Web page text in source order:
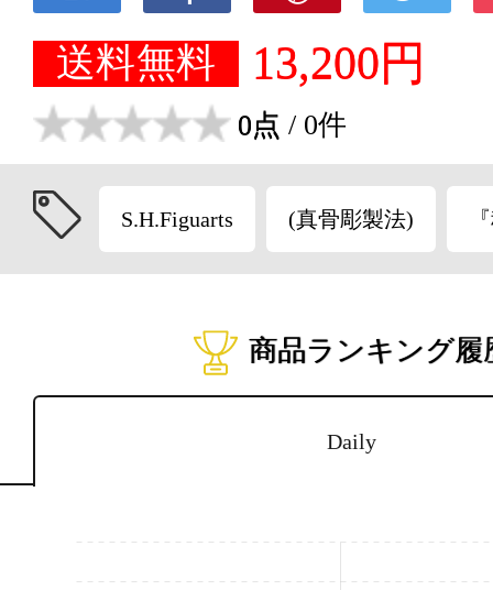
送料無料 13,200円
0点 / 0件
S.H.Figuarts (真骨彫製法)
商品ランキング履
Daily